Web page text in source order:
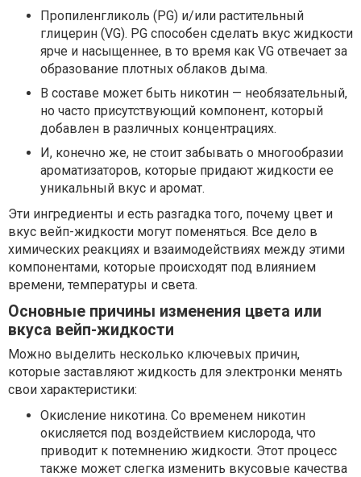
Пропиленгликоль (PG) и/или растительный
глицерин (VG). PG способен сделать вкус жидкости
ярче и насыщеннее, в то время как VG отвечает за
образование плотных облаков дыма.
В составе может быть никотин — необязательный,
но часто присутствующий компонент, который
добавлен в различных концентрациях.
И, конечно же, не стоит забывать о многообразии
ароматизаторов, которые придают жидкости ее
уникальный вкус и аромат.
Эти ингредиенты и есть разгадка того, почему цвет и
вкус вейп-жидкости могут поменяться. Все дело в
химических реакциях и взаимодействиях между этими
компонентами, которые происходят под влиянием
времени, температуры и света.
Основные причины изменения цвета или
вкуса вейп-жидкости
Можно выделить несколько ключевых причин,
которые заставляют жидкость для электронки менять
свои характеристики:
Окисление никотина. Со временем никотин
окисляется под воздействием кислорода, что
приводит к потемнению жидкости. Этот процесс
также может слегка изменить вкусовые качества